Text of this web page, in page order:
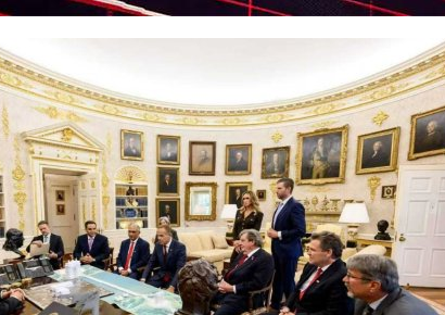
200.89 1.42% 沪深300 4694.44